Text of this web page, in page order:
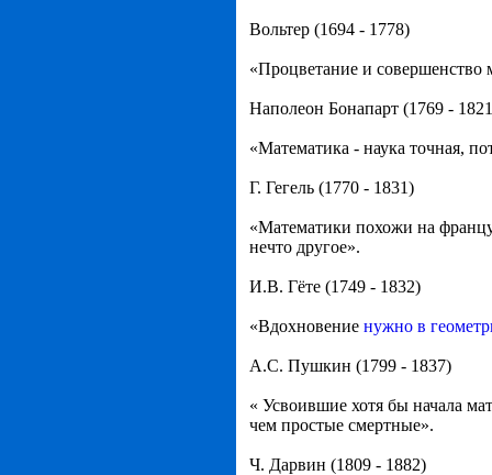
Вольтер (1694 - 1778)
«Процветание и совершенство
Наполеон Бонапарт (1769 -
«Математика - наука точная,
Г. Гегель (1770 - 1831)
«Математики похожи на
нечто другое».
И.В. Гёте (1749 - 1832)
«Вдохновение нужно в
А.С. Пушкин (1799 - 1837)
« Усвоившие хотя бы начала
чем простые смертные».
Ч. Дарвин (1809 - 1882)